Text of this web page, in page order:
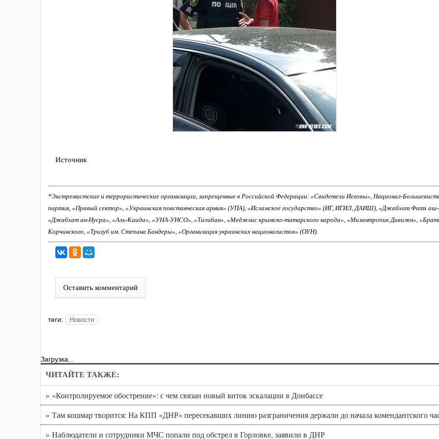
Источник
*Экстремистские и террористические организации, запрещенные в Российской Федерации: «Свидетели Иеговы», Национал-
партия, «Правый сектор», «Украинская повстанческая армия» (УПА), «Исламское государство» (ИГ, ИГИЛ, ДАИШ), «Джабхат Фатх
«Джабхат ан-Нусра», «Аль-Каида», «УНА-УНСО», «Талибан», «Меджлис крымско-татарского народа», «Мизантропик Дивижн»,
Корчинского, «Тризуб им. Степана Бандеры», «Организация украинских националистов» (ОУН).
Оставить комментарий
теги: Новости
Загрузка...
ЧИТАЙТЕ ТАКЖЕ:
» «Контролируемое обострение»: с чем связан новый виток эскалации в Донбассе
» Там кошмар творится: На КПП «ДНР» пересекавших линию разграничения держали до начала комендантского
» Наблюдатели и сотрудники МЧС попали под обстрел в Горловке, заявили в ДНР